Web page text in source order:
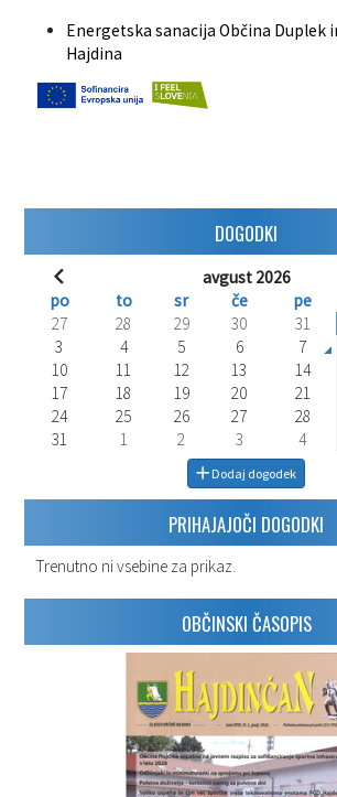
Energetska sanacija Občina Duplek
Hajdina
DOGODKI
avgust 2026
po
to sr če pe
27
28 29 30 31
3
4 5 6 7
10
11 12 13 14
17
18 19 20 21
24
25 26 27 28
31
1 2 3 4
Dodaj dogodek
PRIHAJAJOČI DOGODKI
Trenutno ni vsebine za prikaz.
OBČINSKI ČASOPIS